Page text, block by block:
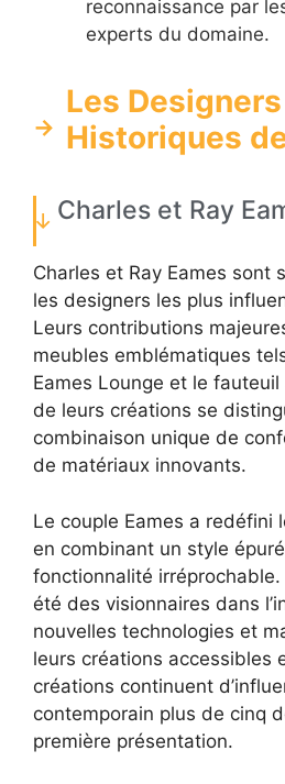
reconnaissance par
experts du domaine.
Les Designers
Historiques
Charles et Ray
Charles et Ray Eames sont
les designers les plus
Leurs contributions
meubles emblématiques
Eames Lounge et le
de leurs créations se
combinaison unique de
de matériaux innovants.
Le couple Eames a redéfini
en combinant un style
fonctionnalité
été des visionnaires dans
nouvelles technologies et
leurs créations accessibles
créations continuent
contemporain plus de cinq
première présentation.